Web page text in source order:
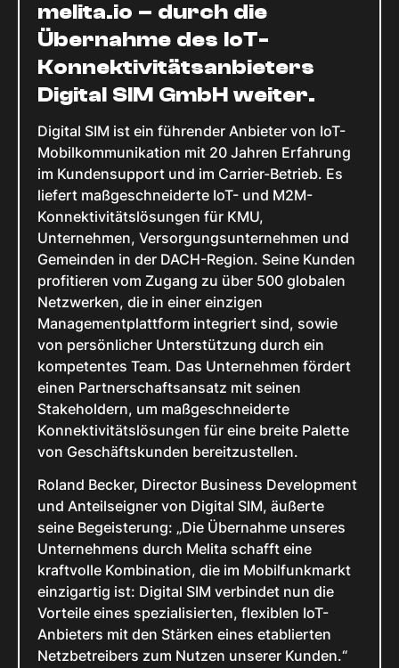
melita.io – durch die
Übernahme des IoT-
Konnektivitätsanbieters
Digital SIM GmbH weiter.
Digital SIM ist ein führender Anbieter von IoT-
Mobilkommunikation mit 20 Jahren Erfahrung
im Kundensupport und im Carrier-Betrieb. Es
liefert maßgeschneiderte IoT- und M2M-
Konnektivitätslösungen für KMU,
Unternehmen, Versorgungsunternehmen und
Gemeinden in der DACH-Region. Seine Kunden
profitieren vom Zugang zu über 500 globalen
Netzwerken, die in einer einzigen
Managementplattform integriert sind, sowie
von persönlicher Unterstützung durch ein
kompetentes Team. Das Unternehmen fördert
einen Partnerschaftsansatz mit seinen
Stakeholdern, um maßgeschneiderte
Konnektivitätslösungen für eine breite Palette
von Geschäftskunden bereitzustellen.
Roland Becker, Director Business Development
und Anteilseigner von Digital SIM, äußerte
seine Begeisterung: „Die Übernahme unseres
Unternehmens durch Melita schafft eine
kraftvolle Kombination, die im Mobilfunkmarkt
einzigartig ist: Digital SIM verbindet nun die
Vorteile eines spezialisierten, flexiblen IoT-
Anbieters mit den Stärken eines etablierten
Netzbetreibers zum Nutzen unserer Kunden.“